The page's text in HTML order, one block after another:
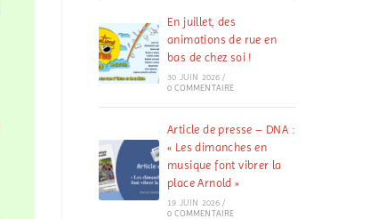
En juillet, des
animations de rue en
bas de chez soi !
30 JUIN 2026 /
0 COMMENTAIRE
Article de presse – DNA :
« Les dimanches en
musique font vibrer la
place Arnold »
19 JUIN 2026 /
0 COMMENTAIRE